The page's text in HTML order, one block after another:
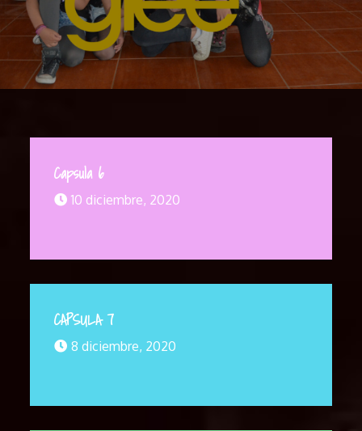
Capsula 6
10 diciembre, 2020
CAPSULA 7
8 diciembre, 2020